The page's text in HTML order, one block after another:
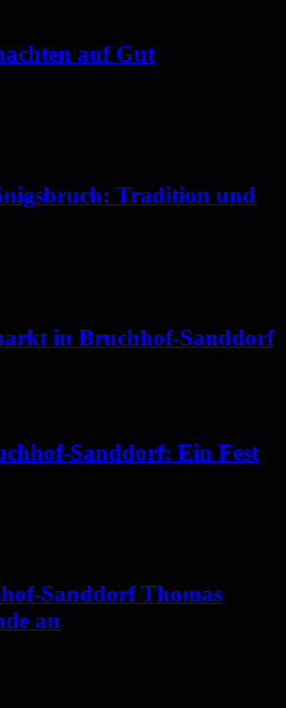
auf Gut
Tradition und
in Bruchhof-Sanddorf
Sanddorf: Ein Fest
Sanddorf Thomas
an